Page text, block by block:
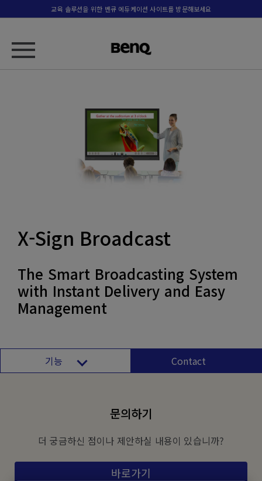
교육 솔루션을 위한 벤큐 에듀케이션 사이트를 방문해보세요
X-Sign Broadcast
The Smart Broadcasting System
with Instant Delivery and Easy
Management
기능 Contact
문의하기
더 궁금하신 점이나 제안하실 내용이 있습니까?
바로가기